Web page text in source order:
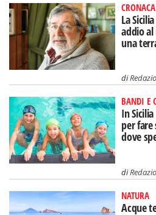
CRONACA
La
addio
una
di
BANDI E
In
per
dove
di
NATURA
Acque